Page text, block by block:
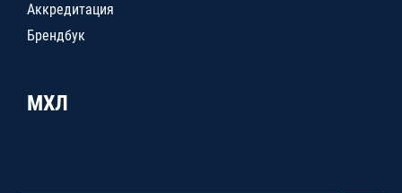
Аккредитация
Брендбук
МХЛ